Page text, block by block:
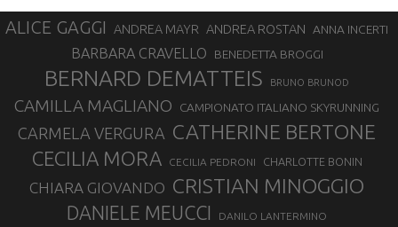
ALICE GAGGI ANDREA MAYR ANDREA ROSTAN ANNA INCERTI
BARBARA CRAVELLO BENEDETTA BROGGI
BERNARD DEMATTEIS BRUNO BRUNOD
CAMILLA MAGLIANO CAMPIONATO ITALIANO SKYRUNNING
CARMELA VERGURA CATHERINE BERTONE
CECILIA MORA CECILIA PEDRONI CHARLOTTE BONIN
CHIARA GIOVANDO CRISTIAN MINOGGIO
DANIELE MEUCCI DANILO LANTERMINO